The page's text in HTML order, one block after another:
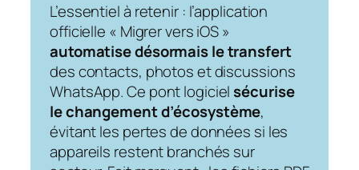
L’essentiel à retenir : l’application
officielle « Migrer vers iOS »
automatise désormais le transfert
des contacts, photos et discussions
WhatsApp. Ce pont logiciel sécurise
le changement d’écosystème,
évitant les pertes de données si les
appareils restent branchés sur